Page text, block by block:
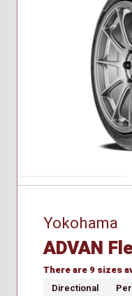
Yokohama
ADVAN
There are 9 sizes
Directional